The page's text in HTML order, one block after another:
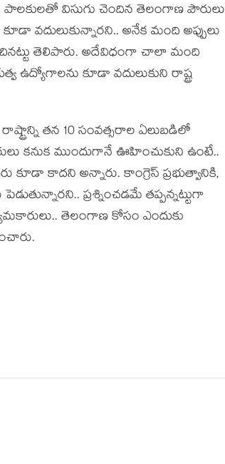
విసుగు చెందిన తెలంగాణ పౌరులు
వ‌దులుకున్నార‌ని.. అనేక మంది అప్పులు
తెలిపారు. అదేవిధంగా చాలా మంది
ఉద్యోగాల‌ను కూడా వ‌దులుకుని రాష్ట్ర
త‌న 10 సంవ‌త్స‌రాల ఏలుబ‌డిలో
క‌నుక ముందుగానే ఊహించుకుని ఉంటే..
కూడా కాద‌ని అన్నారు. కాంగ్రెస్ ప్ర‌భుత్వానికి,
ప్ర‌శ్నించ‌డ‌మే త‌ప్ప‌న్నట్టుగా
తెలంగాణ కోసం ఎందుకు